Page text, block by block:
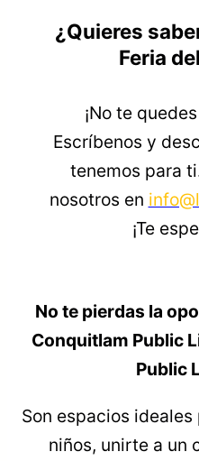
¿Quieres
Feria
¡No te
Escríbenos y
tenemos para
nosotros en
¡Te
No te pierdas la
Conquitlam Public
Public
Son espacios
niños, unirte a un